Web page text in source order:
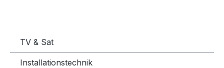
TV & Sat
Installationstechnik